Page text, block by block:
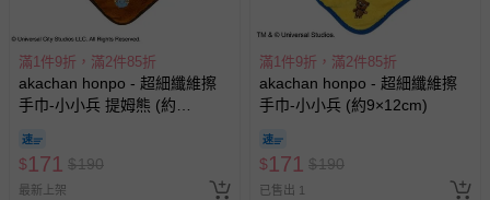
滿1件9折，滿2件85折
akachan honpo - 超細纖維擦
手巾-小小兵 提姆熊 (約
$171 $190
最新上架
滿1件9折，滿2件85折
akachan honpo - 超細纖維擦
手巾-小小兵 (約9×12cm)
$171 $190
已售出 1